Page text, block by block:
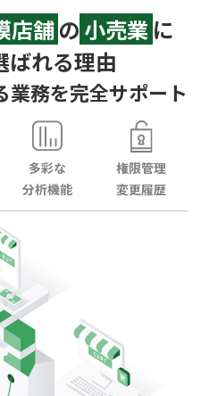
店舗の 小売業 に
ばれる理由
業務を完全サポート
多彩な
分析機能
権限管理
変更履歴